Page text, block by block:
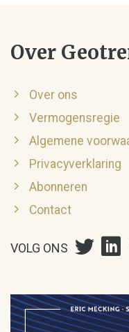
Over
Over ons
Vermogensregie
Algemene
Privacyverklaring
Abonneren
Contact
VOLG ONS